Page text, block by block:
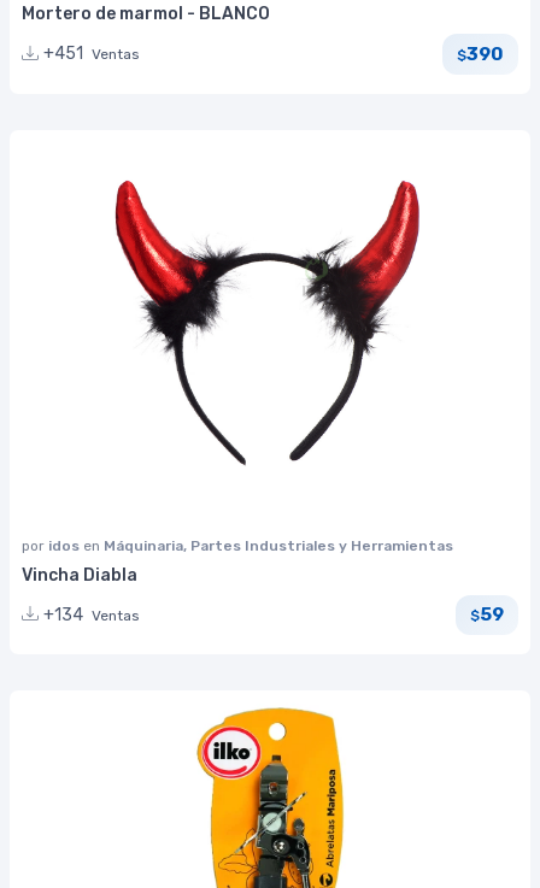
Mortero de marmol - BLANCO
+451 Ventas $390
por idos en Máquinaria, Partes Industriales y Herramientas
Vincha Diabla
+134 Ventas $59